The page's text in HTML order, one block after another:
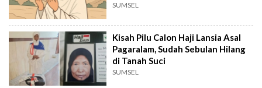
SUMSEL
Kisah Pilu Calon Haji Lansia Asal
Pagaralam, Sudah Sebulan Hilang
di Tanah Suci
SUMSEL